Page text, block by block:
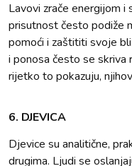
Lavovi zrače energijom i
prisutnost često podiže
pomoći i zaštititi svoje
i ponosa često se skriva
rijetko to pokazuju,
6. DJEVICA
Djevice su analitične,
drugima. Ljudi se